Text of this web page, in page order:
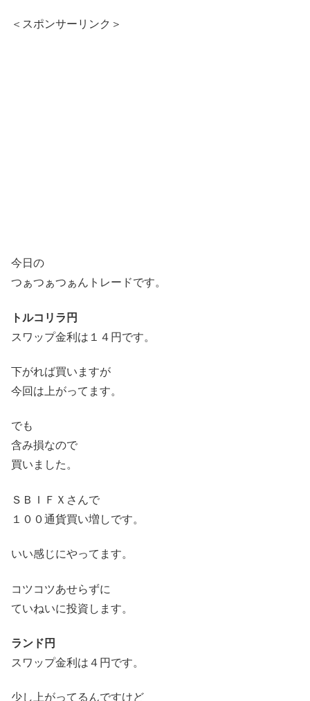
＜スポンサーリンク＞
今日の
つぁつぁつぁんトレードです。
トルコリラ円
スワップ金利は１４円です。
下がれば買いますが
今回は上がってます。
でも
含み損なので
買いました。
ＳＢＩＦＸさんで
１００通貨買い増しです。
いい感じにやってます。
コツコツあせらずに
ていねいに投資します。
ランド円
スワップ金利は４円です。
少し上がってるんですけど